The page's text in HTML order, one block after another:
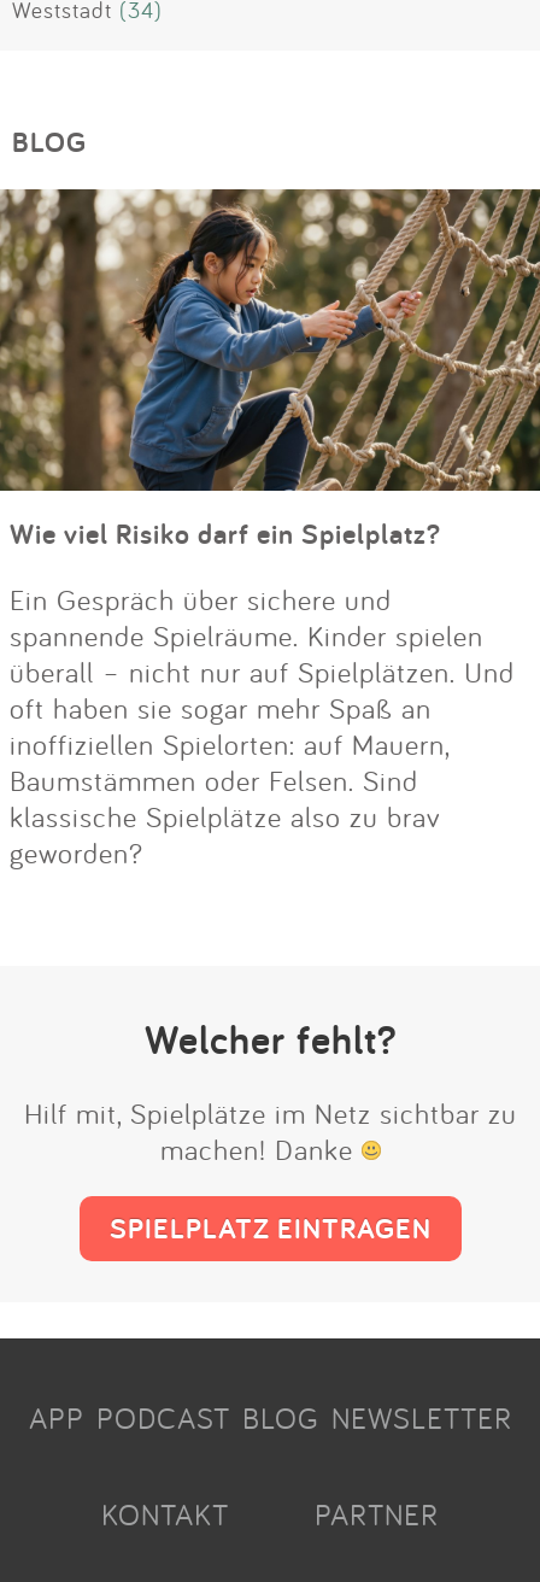
Weststadt (34)
BLOG
Wie viel Risiko darf ein Spielplatz?
Ein Gespräch über sichere und
spannende Spielräume. Kinder spielen
überall – nicht nur auf Spielplätzen. Und
oft haben sie sogar mehr Spaß an
inoffiziellen Spielorten: auf Mauern,
Baumstämmen oder Felsen. Sind
klassische Spielplätze also zu brav
geworden?
Welcher fehlt?
Hilf mit, Spielplätze im Netz sichtbar zu
machen! Danke
SPIELPLATZ EINTRAGEN
APP PODCAST BLOG NEWSLETTER
KONTAKT PARTNER